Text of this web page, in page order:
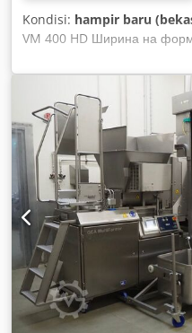
Kondisi: hampir baru
VM 400 HD Ширина на
Ширина на изходящия
бункера за зареждане – 70
приблизително 30 такта в
формиращия инструмент
на машината (см): Ширина:
215,0 Инсталирана
50Hz Тегло: 550 кг